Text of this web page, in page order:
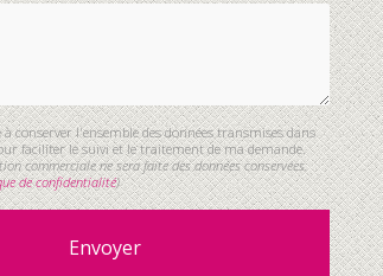
à conserver l'ensemble des données transmises dans
faciliter le suivi et le traitement de ma demande.
commerciale ne sera faite des données conservées.
de confidentialité)